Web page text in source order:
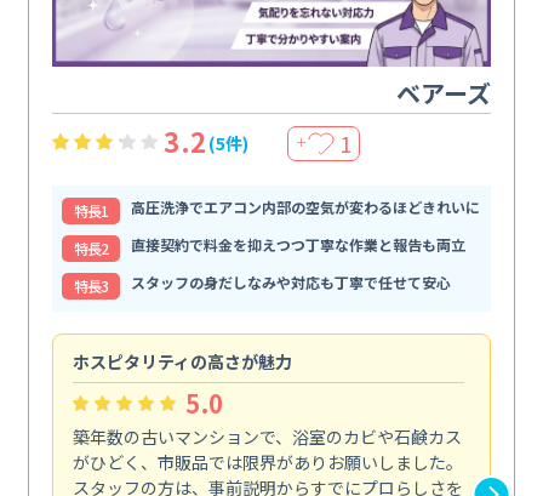
ベアーズ
3.2 (5件) ＋ 1
特⻑1
高圧洗浄でエアコン内部の空気が変わるほどきれいに
特⻑2
直接契約で料金を抑えつつ丁寧な作業と報告も両立
特⻑3
スタッフの身だしなみや対応も丁寧で任せて安心
ホスピタリティの高さが魅力
5.0
築年数の古いマンションで、浴室のカビや石鹸カス
がひどく、市販品では限界がありお願いしました。
スタッフの方は、事前説明からすでにプロらしさを